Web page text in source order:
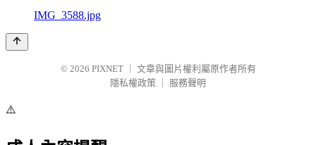
IMG_3588.jpg
© 2026 PIXNET
文章與圖片權利屬原作者所有
隱私權政策
服務聲明
⚠️